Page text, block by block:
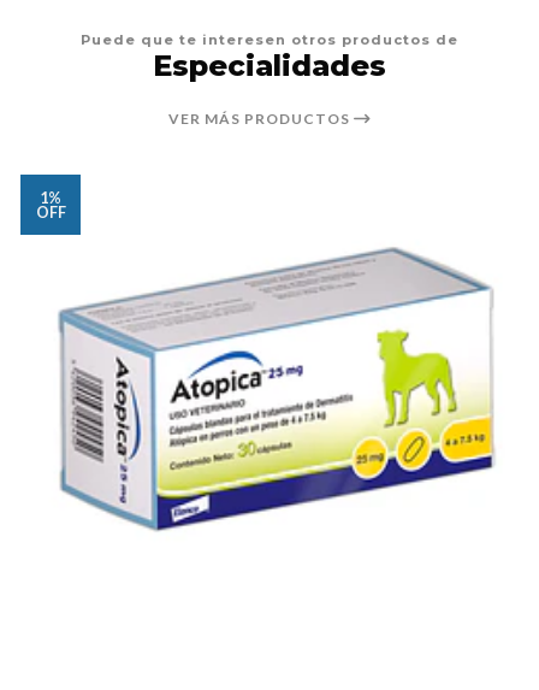
Puede que te interesen otros productos de
Especialidades
VER MÁS PRODUCTOS
1%
OFF